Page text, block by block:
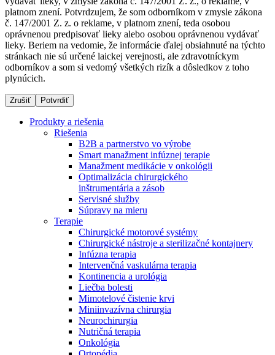
Produktový katalóg​
Objavte naše produkty. ​Navštívte produktový katalóg B.
Braun​ s našim kompletným produktovým portfóliom.​
Dialyzačné strediská
B. Braun Avitum poskytuje kvalitnú dialyzačnú starostlivosť
vo všetkých svojich strediskách na Slovensku. Viac
Nefrologické ambulancie
V nefrologických ambulanciách prevádzkujeme poradenstvo
a prípravu pacientov k jednotlivým metódam náhrady funkcie
obličiek. Zvoľte si mesto, ktoré potrebujete a navštívte nás.
Zostaňte v dialógu s B. Braun. Kontaktujte nás.
platnom znení. Potvrdzujem, že som odborníkom v zmysle zákona
č. 147/2001 Z. z. o reklame, v platnom znení, teda osobou
oprávnenou predpisovať lieky alebo osobou oprávnenou vydávať
lieky. Beriem na vedomie, že informácie ďalej obsiahnuté na týchto
stránkach nie sú určené laickej verejnosti, ale zdravotníckym
odborníkov a som si vedomý všetkých rizík a dôsledkov z toho
plynúcich.
Zrušiť Potvrdiť
Produkty a riešenia
Riešenia
B2B a partnerstvo vo výrobe
Smart manažment infúznej terapie
Manažment medikácie v onkológii
Optimalizácia chirurgického
inštrumentária a zásob
Servisné služby
Súpravy na mieru
Terapie
Chirurgické motorové systémy
Chirurgické nástroje a sterilizačné kontajnery
Infúzna terapia
Intervenčná vaskulárna terapia
Kontinencia a urológia
Liečba bolesti
Mimotelové čistenie krvi
Miniinvazívna chirurgia
Neurochirurgia
Nutričná terapia
Onkológia